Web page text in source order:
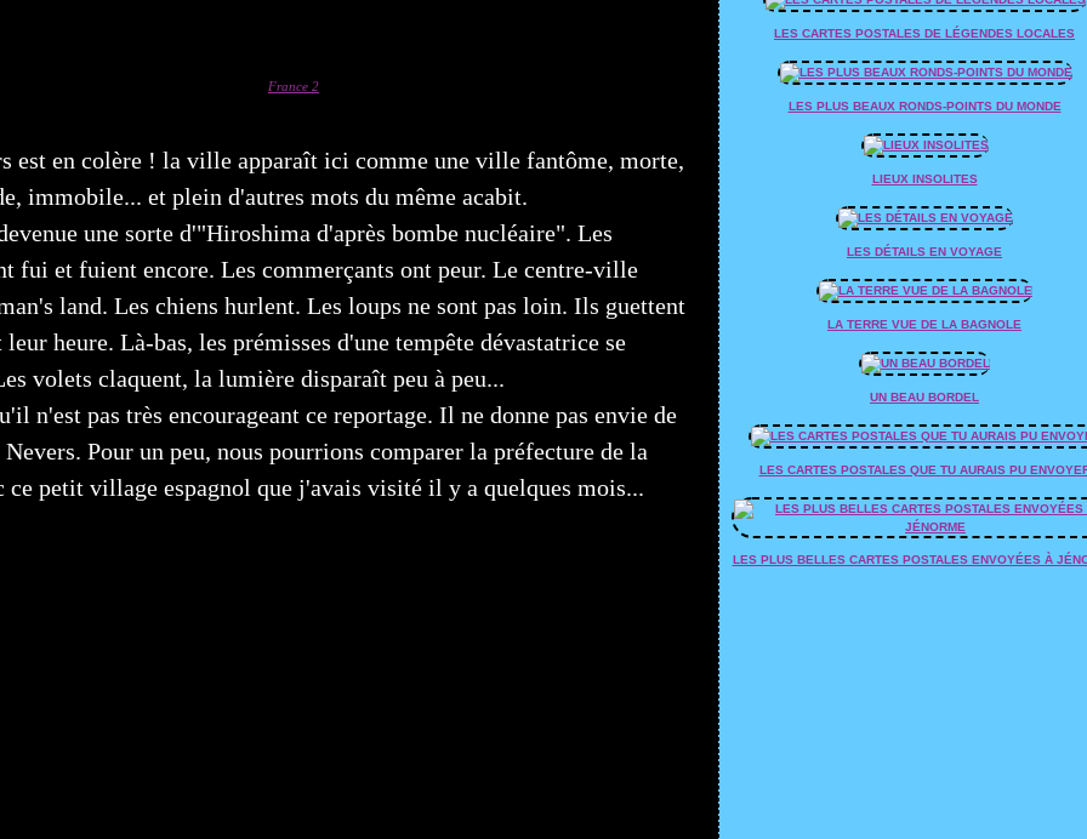
France 2
est en colère ! la ville apparaît ici comme une ville fantôme, morte,
immobile... et plein d'autres mots du même acabit.
une sorte d'"Hiroshima d'après bombe nucléaire". Les
fui et fuient encore. Les commerçants ont peur. Le centre-ville
land. Les chiens hurlent. Les loups ne sont pas loin. Ils guettent
leur heure. Là-bas, les prémisses d'une tempête dévastatrice se
volets claquent, la lumière disparaît peu à peu...
n'est pas très encourageant ce reportage. Il ne donne pas envie de
Pour un peu, nous pourrions comparer la préfecture de la
ce petit village espagnol que j'avais visité il y a quelques mois...
LES CARTES POSTALES DE LÉGENDES LOCALES
LES PLUS BEAUX RONDS-POINTS DU MONDE
LIEUX INSOLITES
LES DÉTAILS EN VOYAGE
LA TERRE VUE DE LA BAGNOLE
UN BEAU BORDEL
LES CARTES POSTALES QUE TU AURAIS PU
LES PLUS BELLES CARTES POSTALES ENVOYÉES À